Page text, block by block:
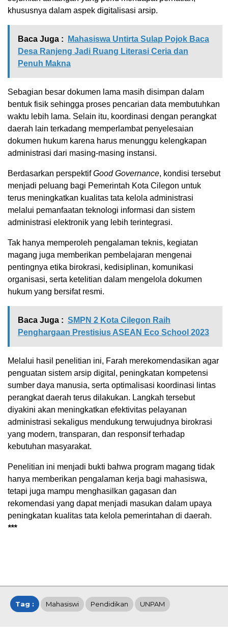
khususnya dalam aspek digitalisasi arsip.
Baca Juga :
Mahasiswa Untirta Sulap Pojok Baca
Desa Ranjeng Jadi Ruang Literasi Ceria dan
Penuh Makna
Sebagian besar dokumen lama masih disimpan dalam
bentuk fisik sehingga proses pencarian data membutuhkan
waktu lebih lama. Selain itu, koordinasi dengan perangkat
daerah lain terkadang memperlambat penyelesaian
dokumen hukum karena harus menunggu kelengkapan
administrasi dari masing-masing instansi.
Berdasarkan perspektifGood Governance, kondisi tersebut
menjadi peluang bagi Pemerintah Kota Cilegon untuk
terus meningkatkan kualitas tata kelola administrasi
melalui pemanfaatan teknologi informasi dan sistem
administrasi elektronik yang lebih terintegrasi.
Tak hanya memperoleh pengalaman teknis, kegiatan
magang juga memberikan pembelajaran mengenai
pentingnya etika birokrasi, kedisiplinan, komunikasi
organisasi, serta ketelitian dalam mengelola dokumen
hukum yang bersifat resmi.
Baca Juga : SMPN 2 Kota Cilegon Raih
Penghargaan Prestisius ASEAN Eco School 2023
Melalui hasil penelitian ini, Farah merekomendasikan agar
penguatan sistem arsip digital, peningkatan kompetensi
sumber daya manusia, serta optimalisasi koordinasi lintas
perangkat daerah terus dilakukan. Langkah tersebut
diyakini akan meningkatkan efektivitas pelayanan
administrasi sekaligus mendukung terwujudnya birokrasi
yang modern, transparan, dan responsif terhadap
kebutuhan masyarakat.
Penelitian ini menjadi bukti bahwa program magang tidak
hanya memberikan pengalaman kerja bagi mahasiswa,
tetapi juga mampu menghasilkan gagasan dan
rekomendasi yang dapat menjadi masukan dalam upaya
peningkatan kualitas tata kelola pemerintahan di daerah.
***
Tag : Mahasiswi Pendidikan UNPAM